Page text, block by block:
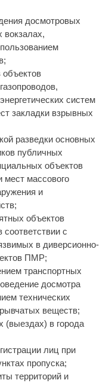
досмотровых
вокзалах,
объектов
систем
закладки взрывных
разведки основных
публичных
объектов
мест массового
и
объектов
соответствии с
в диверсионно-
ПМР;
транспортных
досмотра
технических
веществ;
(выездах) в города
лиц при
пропуска;
территорий и